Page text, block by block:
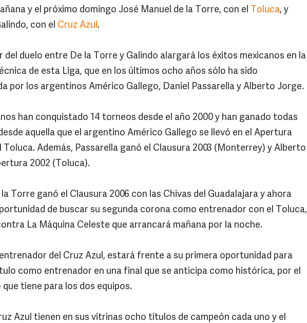
y el próximo domingo José Manuel de la Torre, con el Toluca, y
con el Cruz Azul.
del duelo entre De la Torre y Galindo alargará los éxitos mexicanos en la
de esta Liga, que en los últimos ocho años sólo ha sido
por los argentinos Américo Gallego, Daniel Passarella y Alberto Jorge.
han conquistado 14 torneos desde el año 2000 y han ganado todas
aquella que el argentino Américo Gallego se llevó en el Apertura
Toluca. Además, Passarella ganó el Clausura 2003 (Monterrey) y Alberto
2002 (Toluca).
la Torre ganó el Clausura 2006 con las Chivas del Guadalajara y ahora
de buscar su segunda corona como entrenador con el Toluca,
La Máquina Celeste que arrancará mañana por la noche.
del Cruz Azul, estará frente a su primera oportunidad para
como entrenador en una final que se anticipa como histórica, por el
que tiene para los dos equipos.
Azul tienen en sus vitrinas ocho títulos de campeón cada uno y el